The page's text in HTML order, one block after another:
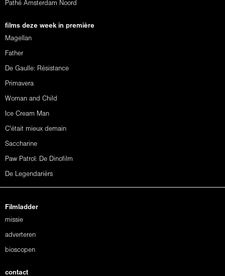
Pathé Amsterdam Noord
films deze week in première
Magellan
Father
De Gaulle: Résistance
Primavera
Woman and Child
Ice Cream Man
C'était mieux demain
Saccharine
Paw Patrol: De Dinofilm
De Legendariërs
Filmladder
missie
adverteren
bioscopen
contact